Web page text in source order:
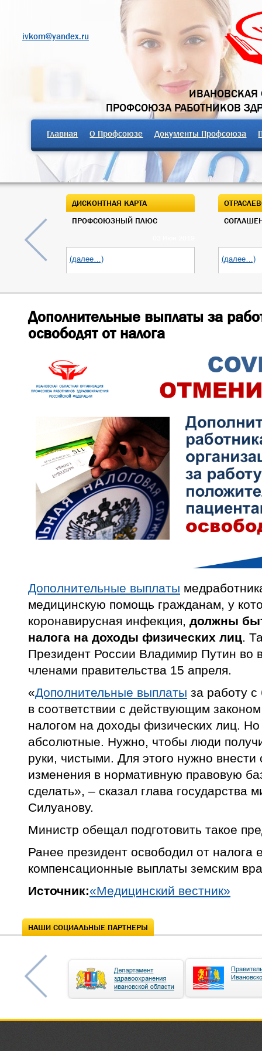
ivkom@yandex.ru
ИВАНОВСКАЯ
ПРОФСОЮЗА РАБОТНИКОВ
Главная О Профсоюзе Документы Профсоюза
ДИСКОНТНАЯ КАРТА
ПРОФСОЮЗНЫЙ ПЛЮС
(далее…) (далее…)
Дополнительные выплаты за
освободят от налога
Дополнительные выплаты
медицинскую помощь гражданам, у
коронавирусная инфекция, должны
налога на доходы физических лиц.
Президент России Владимир Путин во
членами правительства 15 апреля.
«Дополнительные выплаты за работу
в соответствии с действующим
налогом на доходы физических лиц.
абсолютные. Нужно, чтобы люди
руки, чистыми. Для этого нужно
изменения в нормативную правовую
сделать», – сказал глава государства
Силуанову.
Министр обещал подготовить такое
Ранее президент освободил от налога
компенсационные выплаты земским
Источник:«Медицинский вестник»
НАШИ СОЦИАЛЬНЫЕ ПАРТНЕРЫ